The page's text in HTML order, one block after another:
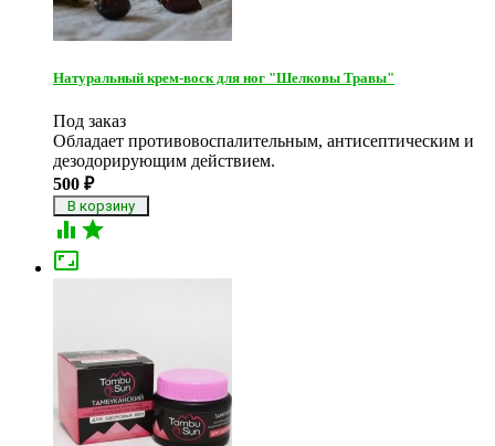
Натуральный крем-воск для ног "Шелковы Травы"
Под заказ
Обладает противовоспалительным, антисептическим и
дезодорирующим действием.
500 ₽
 
